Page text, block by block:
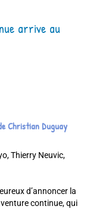
arrive au
Christian Duguay
Thierry Neuvic,
d’annoncer la
continue, qui